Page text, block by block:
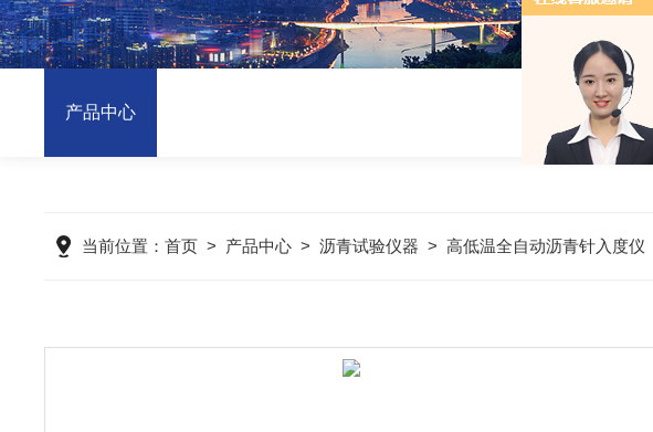
产品中心
当前位置：首页 > 产品中心 >沥青试验仪器 >高低温全自动沥青针入度仪